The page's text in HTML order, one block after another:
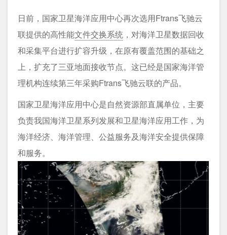
日前，国家卫星海洋应用中心再次选用Ftrans飞驰云
联提供的高性能文件交换系统 ，对海洋卫星数据回收
和采集平台进行扩容升级，在原有覆盖范围的基础之
上，扩充了三亚地面接收节点。这已经是国家海洋管
理机构连续第三年采购Ftrans飞驰云联的产品。
国家卫星海洋应用中心是自然资源部直属单位，主要
负责我国海洋卫星系列发展和卫星海洋应用工作，为
海洋经济、海洋管理、公益服务及海洋安全提供保障
和服务。